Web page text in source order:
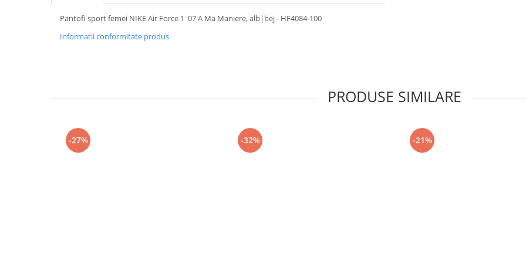
Pantofi sport femei NIKE Air Force 1 '07 A Ma Maniere, alb|bej - HF4084-100
Informatii conformitate produs
PRODUSE SIMILARE
-27% -32% -21%